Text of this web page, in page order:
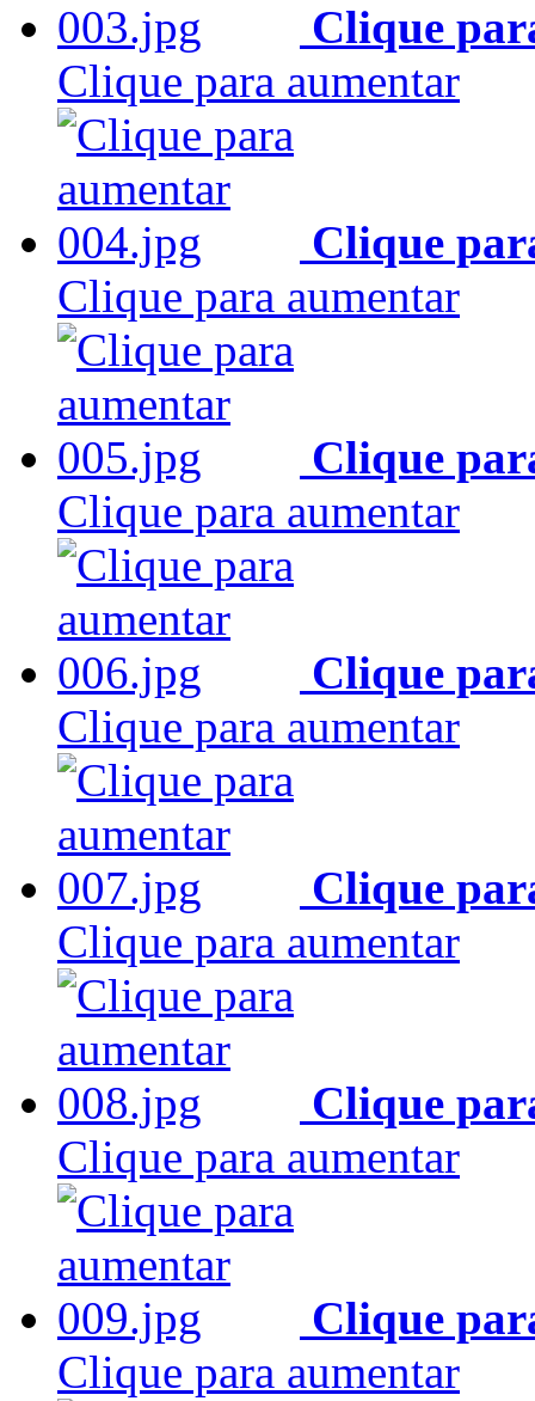
Clique
Clique para aumentar
Clique
Clique para aumentar
Clique
Clique para aumentar
Clique
Clique para aumentar
Clique
Clique para aumentar
Clique
Clique para aumentar
Clique
Clique para aumentar